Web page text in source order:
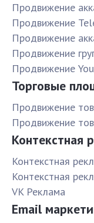
Продвижение
Продвижение
Продвижение
Продвижение
Продвижение
Торговые
Продвижение
Продвижение
Контекстная
Контекстная
Контекстная
VK Реклама
Email